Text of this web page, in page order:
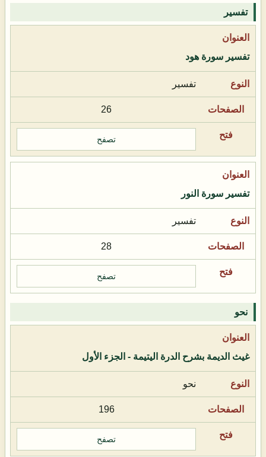
تفسير
تفسير سورة هود
تفسير
26
تصفح
تفسير سورة النور
تفسير
28
تصفح
نحو
غيث الديمة بشرح الدرة اليتيمة - الجزء الأول
نحو
196
تصفح